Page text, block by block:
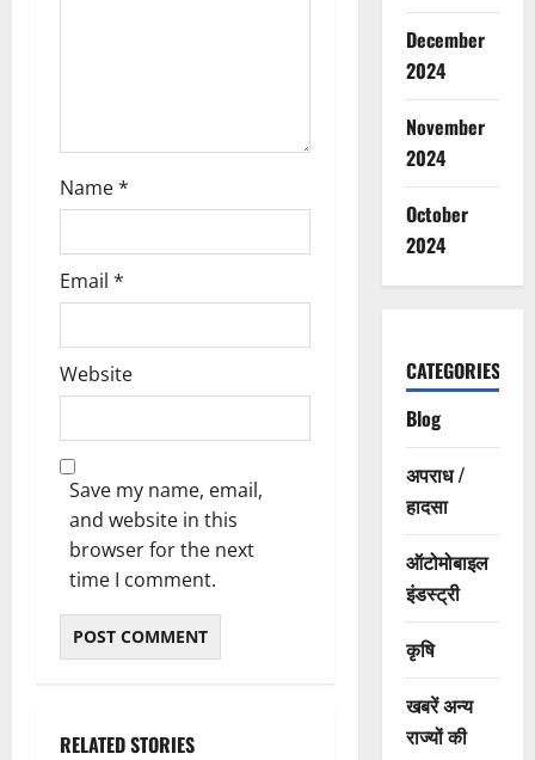
Name*
Email *
Website
Save my name, email,
and website in this
browser for the next
time I comment.
RELATED STORIES
December
2024
November
2024
October
2024
CATEGORIES
Blog
अपराध /
हादसा
ऑटोमोबाइल
इंडस्ट्री
कृषि
खबरें अन्य
राज्यों की